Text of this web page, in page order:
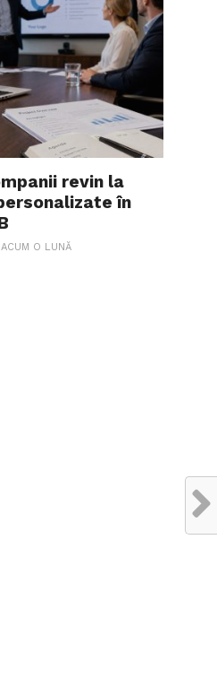
revin la
în
ACUM O LUNĂ